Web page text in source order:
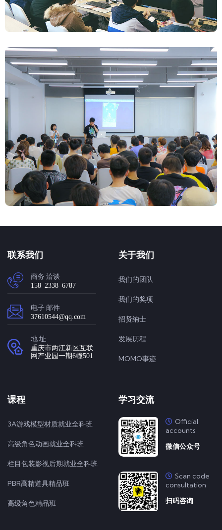
联系我们
商务 洽谈
158 2338 6787
电子 邮件
37610544@qq.com
地 址
重庆市两江新区互联
网产业园一期6幢501
关于我们
我们的团队
我们的奖项
招贤纳士
发展历程
MOMO事迹
课程
3A游戏模型材质就业全科班
高级角色动画就业全科班
栏目包装影视后期就业全科班
PBR高精道具精品班
高级角色精品班
学习交流
Official
accounts
微信公众号
Scan code
consultation
扫码咨询